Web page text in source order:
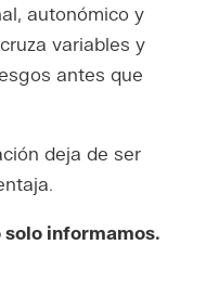
autonómico y
variables y
antes que
deja de ser
solo informamos.